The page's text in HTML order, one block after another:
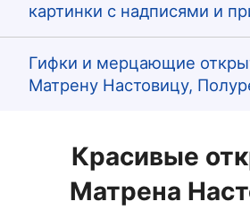
картинки с надписями и
Гифки и мерцающие
Матрену Настовицу,
Красивые
Матрена